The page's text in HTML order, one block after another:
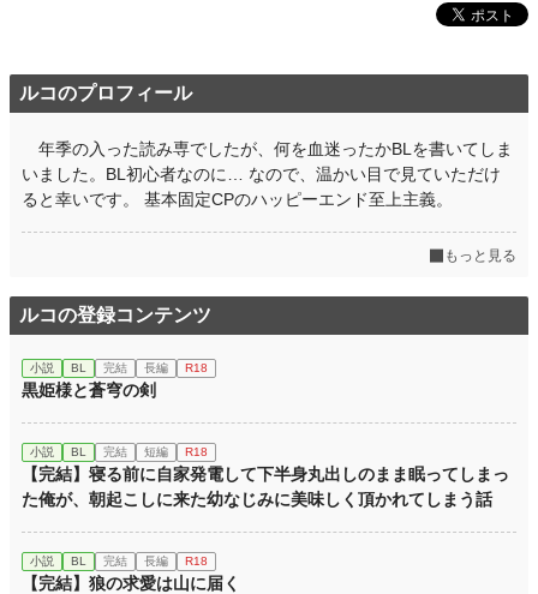
ルコのプロフィール
年季の入った読み専でしたが、何を血迷ったかBLを書いてしま
いました。BL初心者なのに… なので、温かい目で見ていただけ
ると幸いです。 基本固定CPのハッピーエンド至上主義。
もっと見る
ルコの登録コンテンツ
小説 BL 完結 長編 R18
黒姫様と蒼穹の剣
小説 BL 完結 短編 R18
【完結】寝る前に自家発電して下半身丸出しのまま眠ってしまっ
た俺が、朝起こしに来た幼なじみに美味しく頂かれてしまう話
小説 BL 完結 長編 R18
【完結】狼の求愛は山に届く